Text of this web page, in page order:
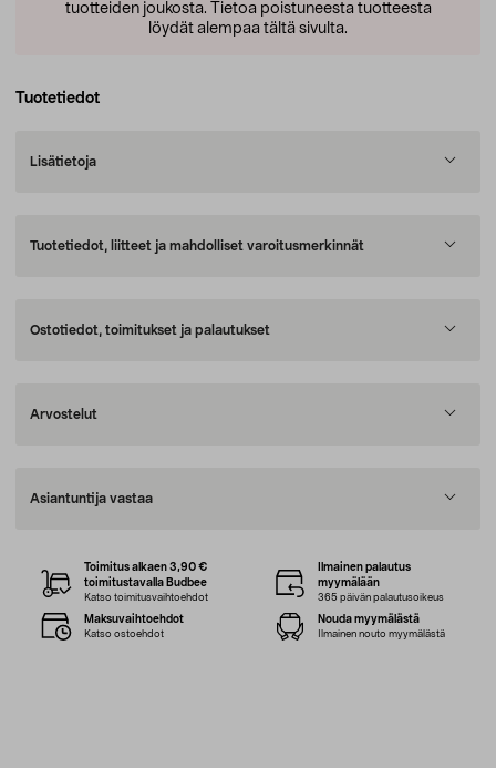
tuotteiden joukosta. Tietoa poistuneesta tuotteesta
löydät alempaa tältä sivulta.
Tuotetiedot
Lisätietoja
Tuotetiedot, liitteet ja mahdolliset varoitusmerkinnät
Ostotiedot, toimitukset ja palautukset
Arvostelut
Asiantuntija vastaa
Toimitus alkaen 3,90 €
toimitustavalla Budbee
Katso toimitusvaihtoehdot
Ilmainen palautus
myymälään
365 päivän palautusoikeus
Maksuvaihtoehdot
Katso ostoehdot
Nouda myymälästä
Ilmainen nouto myymälästä